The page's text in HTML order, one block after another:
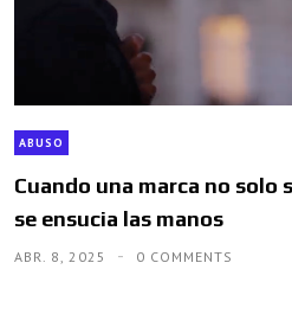
ABUSO
Cuando una marca no solo
se ensucia las manos
ABR. 8, 2025 0 COMMENTS